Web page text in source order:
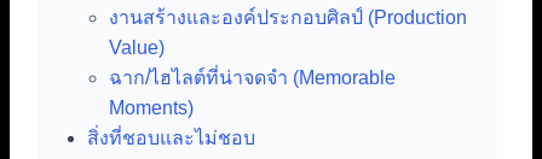
งานสร้างและองค์ประกอบศิลป์ (Production
Value)
ฉาก/ไฮไลต์ที่น่าจดจำ (Memorable
Moments)
สิ่งที่ชอบและไม่ชอบ